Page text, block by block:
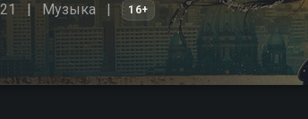
Музыка 16+